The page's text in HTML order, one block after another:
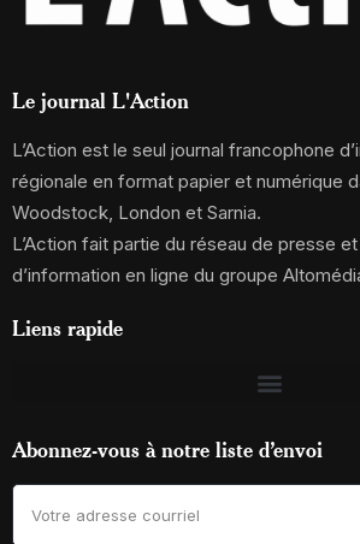
Le journal L'Action
L’Action est le seul journal francophone
régionale en format papier et numérique
Woodstock, London et Sarnia.
L’Action fait partie du réseau de presse
d’information en ligne du groupe
Liens rapide
Abonnez-vous à notre liste d’envoi